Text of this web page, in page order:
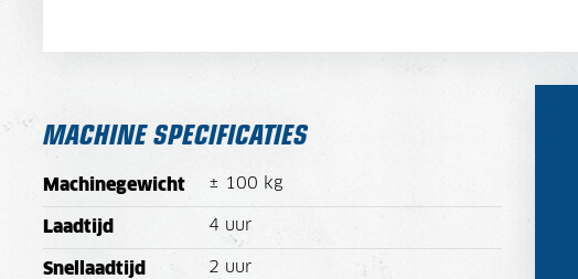
MACHINE SPECIFICATIES
Machinegewicht ± 100 kg
Laadtijd 4 uur
Snellaadtijd 2 uur